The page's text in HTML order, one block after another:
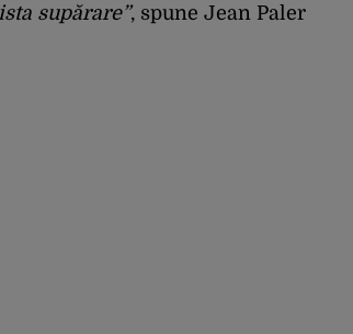
supărare”, spune Jean Paler